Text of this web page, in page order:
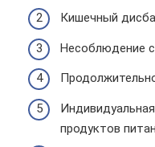
Кишечный
Несоблюдение
продуктов